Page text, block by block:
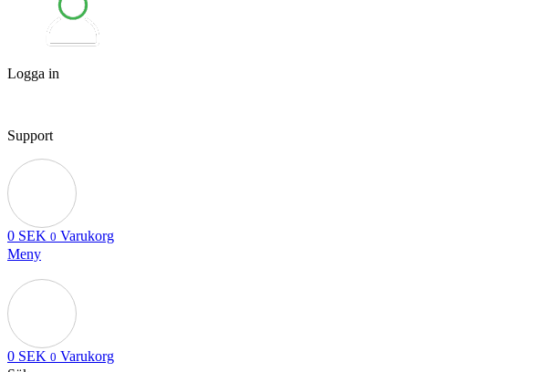
Logga in
Support
0 SEK 0 Varukorg
Meny
0 SEK 0 Varukorg